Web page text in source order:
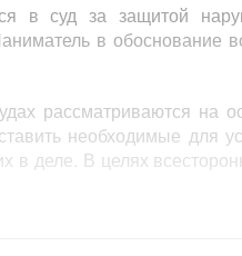
в суд за защитой
в обоснование
рассматриваются на
необходимые для
в деле. В целях
лицам по их